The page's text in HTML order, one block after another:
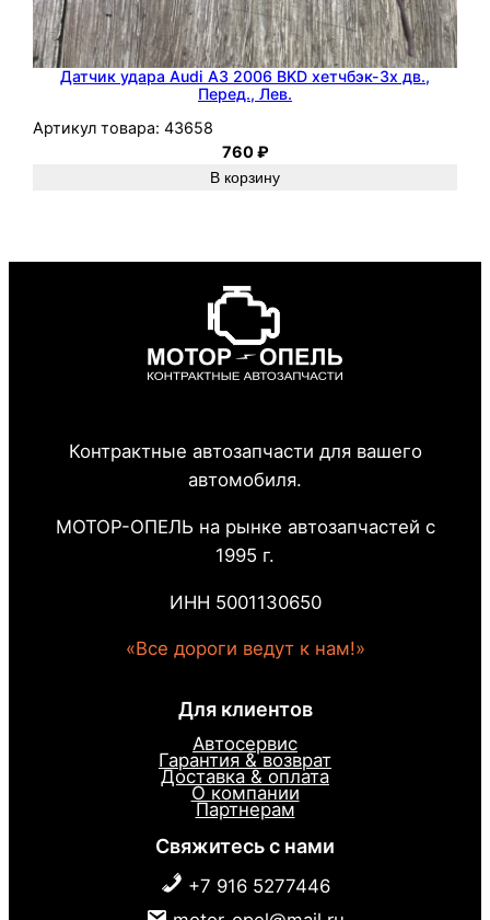
Датчик удара Audi A3 2006 BKD хетчбэк-3х дв.,
Перед., Лев.
Артикул товара: 43658
760₽
В корзину
Контрактные автозапчасти для вашего
автомобиля.
МОТОР-ОПЕЛЬ на рынке автозапчастей с
1995 г.
ИНН 5001130650
«Все дороги ведут к нам!»
Для клиентов
Автосервис
Гарантия & возврат
Доставка & оплата
О компании
Партнерам
Свяжитесь с нами
+7 916 5277446